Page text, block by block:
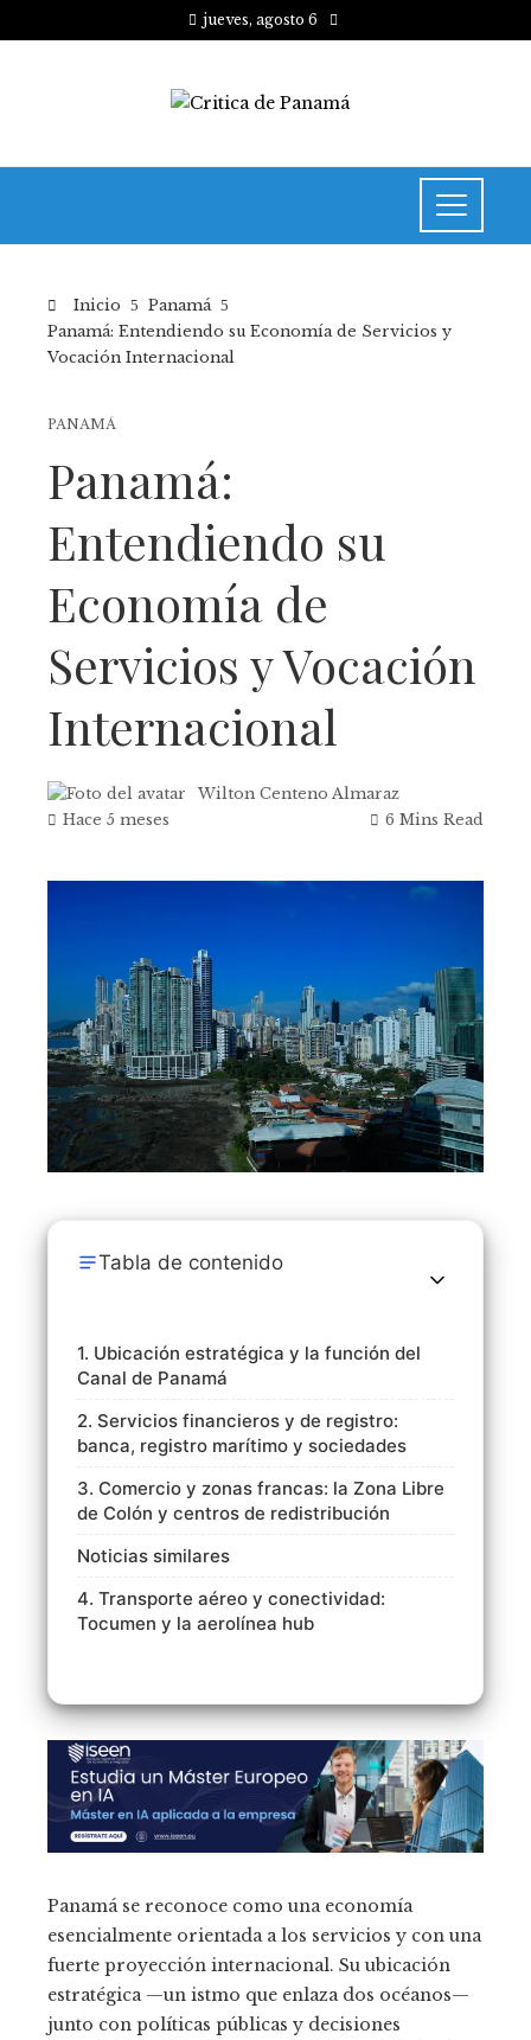
jueves, agosto 6
Inicio
Panamá
Panamá: Entendiendo su Economía de Servicios y
Vocación Internacional
PANAMÁ
Panamá:
Entendiendo su
Economía de
Servicios y Vocación
Internacional
Wilton Centeno Almaraz
Hace 5 meses
6 Mins Read
Tabla de contenido
1. Ubicación estratégica y la función del
Canal de Panamá
2. Servicios financieros y de registro:
banca, registro marítimo y sociedades
3. Comercio y zonas francas: la Zona Libre
de Colón y centros de redistribución
Noticias similares
4. Transporte aéreo y conectividad:
Tocumen y la aerolínea hub
Panamá se reconoce como una economía
esencialmente orientada a los servicios y con una
fuerte proyección internacional. Su ubicación
estratégica —un istmo que enlaza dos océanos—
junto con políticas públicas y decisiones